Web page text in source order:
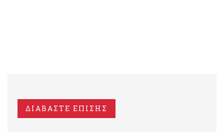
ΔΙΑΒΑΣΤΕ ΕΠΙΣΗΣ